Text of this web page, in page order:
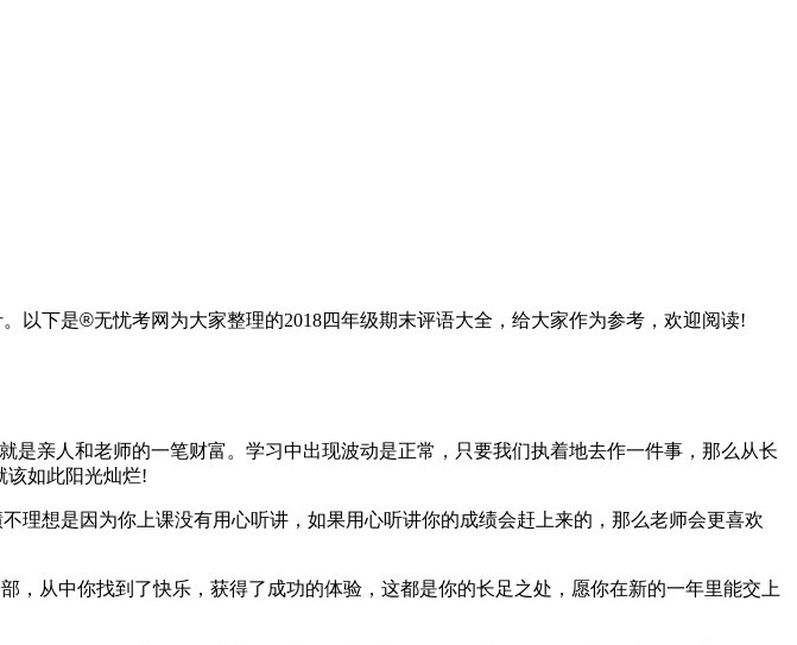
以下是®无忧考网为大家整理的2018四年级期末评语大全，给大家作为参考，欢迎阅读!
亲人和老师的一笔财富。学习中出现波动是正常，只要我们执着地去作一件事，那么从长
该如此阳光灿烂!
想是因为你上课没有用心听讲，如果用心听讲你的成绩会赶上来的，那么老师会更喜欢
从中你找到了快乐，获得了成功的体验，这都是你的长足之处，愿你在新的一年里能交上